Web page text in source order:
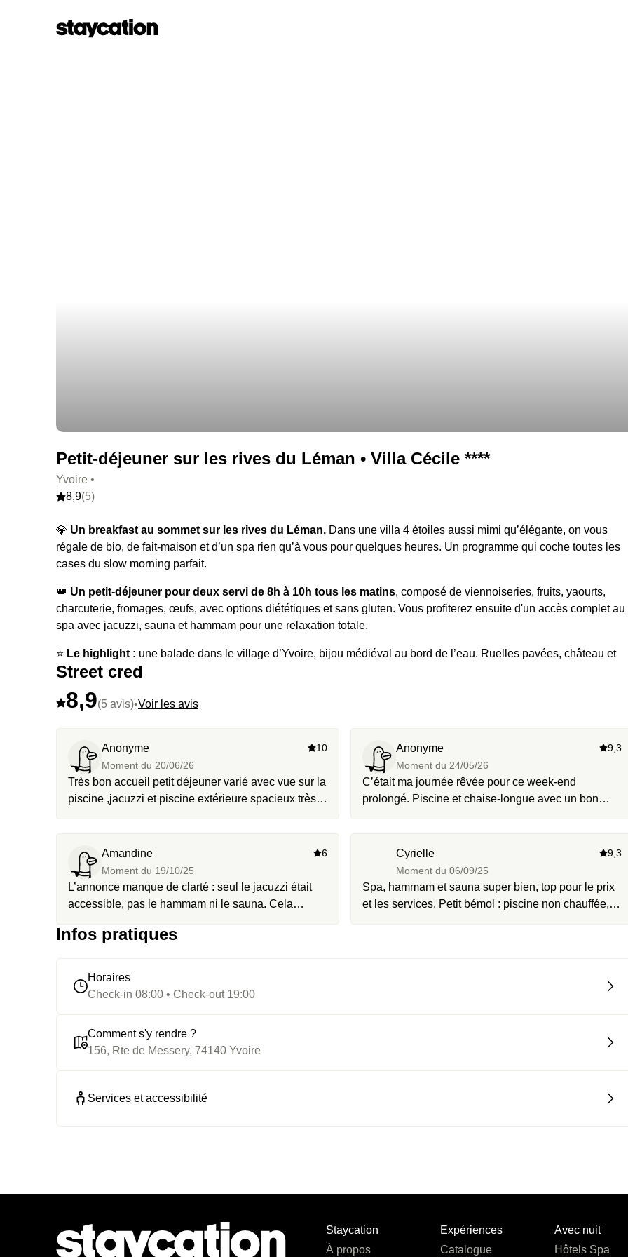
Petit-déjeuner sur les rives du Léman • Villa Cécile ****
Yvoire •
8,9(5)
💎 Un breakfast au sommet sur les rives du Léman. Dans une villa 4 étoiles aussi mimi qu’élégante, on vous
régale de bio, de fait-maison et d’un spa rien qu’à vous pour quelques heures. Un programme qui coche toutes les
cases du slow morning parfait.
👑 Un petit-déjeuner pour deux servi de 8h à 10h tous les matins, composé de viennoiseries, fruits, yaourts,
charcuterie, fromages, œufs, avec options diététiques et sans gluten. Vous profiterez ensuite d'un accès complet au
spa avec jacuzzi, sauna et hammam pour une relaxation totale.
⭐️ Le highlight : une balade dans le village d’Yvoire, bijou médiéval au bord de l’eau. Ruelles pavées, château et
Léman à perte de vue. Du pur charme..
🔥Et en extra, optez pour un massage californien d'une heure.
Street cred
8,9(5 avis)•Voir les avis
Anonyme
Moment du 20/06/26
10
Très bon accueil petit déjeuner varié avec vue sur la
piscine ,jacuzzi et piscine extérieure spacieux très
Anonyme
Moment du 24/05/26
9,3
C’était ma journée rêvée pour ce week-end
prolongé. Piscine et chaise-longue avec un bon
Amandine
Moment du 19/10/25
6
L’annonce manque de clarté : seul le jacuzzi était
accessible, pas le hammam ni le sauna. Cela
pour déjeuner — il est peu logique d’attendre 15 h
Cyrielle
Moment du 06/09/25
9,3
Spa, hammam et sauna super bien, top pour le prix
et les services. Petit bémol : piscine non chauffée,
Infos pratiques
Horaires
Check-in 08:00 • Check-out 19:00
Comment s'y rendre ?
156, Rte de Messery, 74140 Yvoire
Services et accessibilité
Staycation
À propos
Expériences
Catalogue
Avec nuit
Hôtels Spa